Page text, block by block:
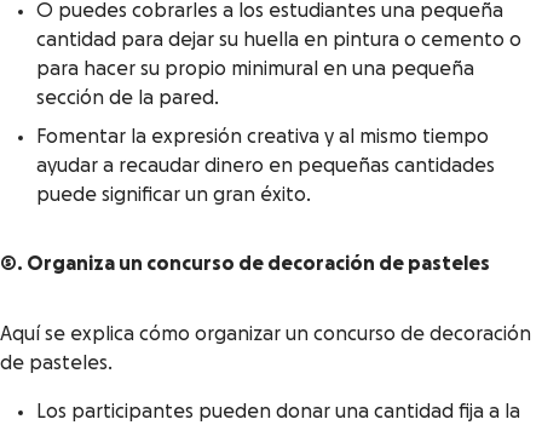
O puedes cobrarles a los estudiantes una pequeña
cantidad para dejar su huella en pintura o cemento o
para hacer su propio minimural en una pequeña
sección de la pared.
Fomentar la expresión creativa y al mismo tiempo
ayudar a recaudar dinero en pequeñas cantidades
puede significar un gran éxito.
5. Organiza un concurso de decoración de pasteles
Aquí se explica cómo organizar un concurso de decoración
de pasteles.
Los participantes pueden donar una cantidad fija a la